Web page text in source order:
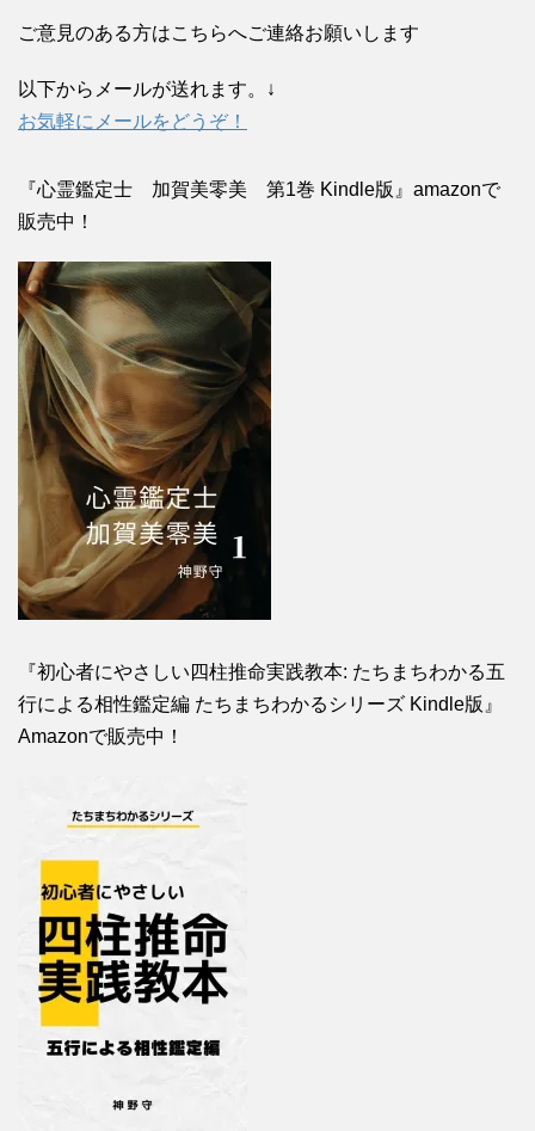
ご意見のある方はこちらへご連絡お願いします
以下からメールが送れます。↓
お気軽にメールをどうぞ！
『心霊鑑定士 加賀美零美 第1巻 Kindle版』amazonで
販売中！
『初心者にやさしい四柱推命実践教本: たちまちわかる五
行による相性鑑定編 たちまちわかるシリーズ Kindle版』
Amazonで販売中！